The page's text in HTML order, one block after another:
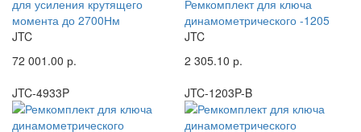
для усиления крутящего
момента до 2700Нм
JTC
72 001.00 р.
Ремкомплект для ключа
динамометрического -1205
JTC
2 305.10 р.
JTC-4933P
JTC-1203P-B